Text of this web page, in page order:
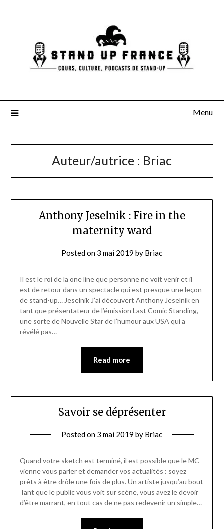
Menu
Auteur/autrice : Briac
Anthony Jeselnik : Fire in the
maternity ward
Posted on 3 mai 2019 by Briac
Il est le roi de la one line que personne ne voit venir et il
est de retour dans un spectacle qui est presque une leçon
de stand-up… Jeselnik J’ai découvert Anthony Jeselnik en
tant que présentateur de l’émission Last Comic Standing,
une sorte de Nouvelle Star de l’humour aux USA qui a
révélé pas…
Read more
Savoir se déprésenter
Posted on 3 mai 2019 by Briac
Quand votre sketch est terminé, il est possible que le MC
vienne vous parler et demander vos actualités : soyez
prêts à être drôle une fois de plus. Un artiste jusqu’au bout
Tant que le public vous voit sur scène, vous avez le devoir
d’être marrant, en tout cas de ne pas redevenir un simple…